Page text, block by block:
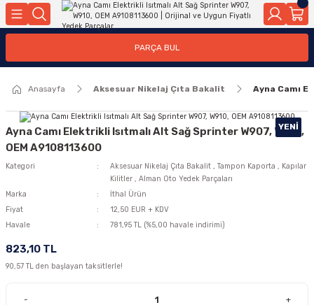
Geri Dön
Geri Dön
Geri Dön
Yakıt Pompası, Yakıt Hatları
Motor Elektrik
Ateşleme Buji Bobin Buji Kablosu
Geri Dön
Geri Dön
Geri Dön
Kollar
Geri Dön
Geri Dön
Ön Arka
Geri Dön
PARÇA BUL
Anasayfa Aksesuar Nikelaj Çıta Bakalit Ayna Camı
YENI
Ayna Camı Elektrikli Isıtmalı Alt Sağ Sprinter W907, W910,
OEM A9108113600
Kategori Aksesuar Nikelaj Çıta Bakalit , Tampon Kaporta , Kapılar
Kilitler , Alman Oto Yedek Parçaları
Marka
İthal Ürün
Fiyat
12,50 EUR + KDV
Havale
781,95 TL (%5,00 havale indirimi)
823,10 TL
90,57 TL den başlayan taksitlerle!
- +